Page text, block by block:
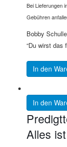
Bei Lieferungen
Gebühren
Bobby
“Du wirst das
In den
In den
Alles